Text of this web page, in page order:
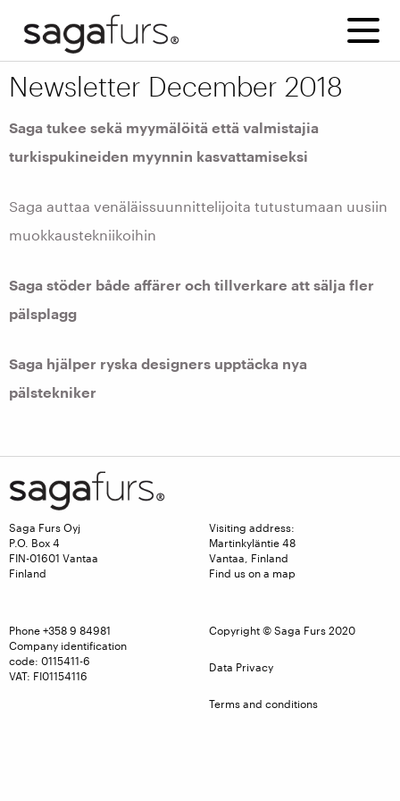
Newsletter December 2018
Saga tukee sekä myymälöitä että valmistajia
turkispukineiden myynnin kasvattamiseksi
Saga auttaa venäläissuunnittelijoita tutustumaan uusiin
muokkaustekniikoihin
Saga stöder både affärer och tillverkare att sälja fler
pälsplagg
Saga hjälper ryska designers upptäcka nya
pälstekniker
Saga Furs Oyj
P.O. Box 4
FIN-01601 Vantaa
Finland
Visiting address:
Martinkyläntie 48
Vantaa, Finland
Find us on a map
Phone +358 9 84981
Company identification
code: 0115411-6
VAT: FI01154116
Copyright © Saga Furs 2020
Data Privacy
Terms and conditions